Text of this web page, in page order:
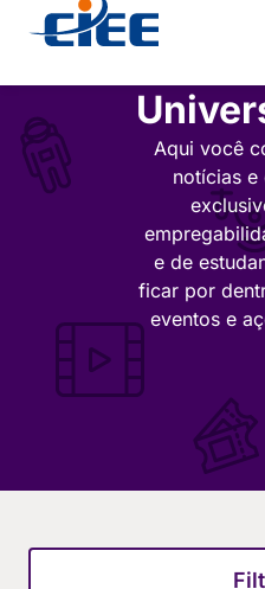
Aqui você
notícias e
e de
ficar por
eventos e